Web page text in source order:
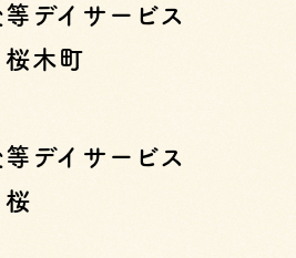
デイサービス
桜木町
デイサービス
桜